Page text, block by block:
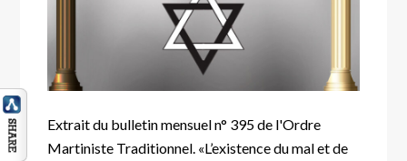
Extrait du bulletin mensuel n° 395 de l'Ordre
Martiniste Traditionnel. «L’existence du mal et de